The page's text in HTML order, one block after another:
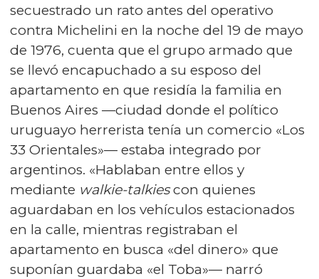
secuestrado un rato antes del operativo
contra Michelini en la noche del 19 de mayo
de 1976, cuenta que el grupo armado que
se llevó encapuchado a su esposo del
apartamento en que residía la familia en
Buenos Aires —ciudad donde el político
uruguayo herrerista tenía un comercio «Los
33 Orientales»— estaba integrado por
argentinos. «Hablaban entre ellos y
mediante walkie-talkiescon quienes
aguardaban en los vehículos estacionados
en la calle, mientras registraban el
apartamento en busca «del dinero» que
suponían guardaba «el Toba»— narró